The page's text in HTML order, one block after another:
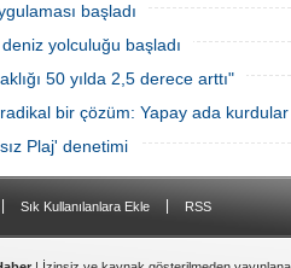
başladı
yolculuğu başladı
50 yılda 2,5 derece arttı"
bir çözüm: Yapay ada kurdular
Plaj' denetimi
Sık Kullanılanlara Ekle RSS